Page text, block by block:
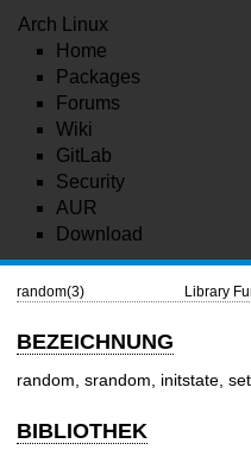
Arch Linux
Home
Packages
Forums
Wiki
GitLab
Security
AUR
Download
random(3) Library
BEZEICHNUNG
random, srandom, initstate,
BIBLIOTHEK